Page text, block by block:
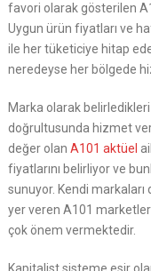
favori olarak gösterilen
Uygun ürün fiyatları ve
ile her tüketiciye hitap
neredeyse her bölgede
Marka olarak
doğrultusunda hizmet
değer olan A101 aktüel
fiyatlarını belirliyor ve
sunuyor. Kendi
yer veren A101
çok önem vermektedir.